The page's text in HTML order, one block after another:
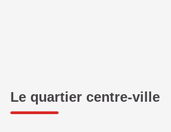
Le quartier centre-ville